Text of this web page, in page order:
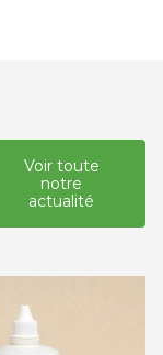
Voir toute
notre
actualité